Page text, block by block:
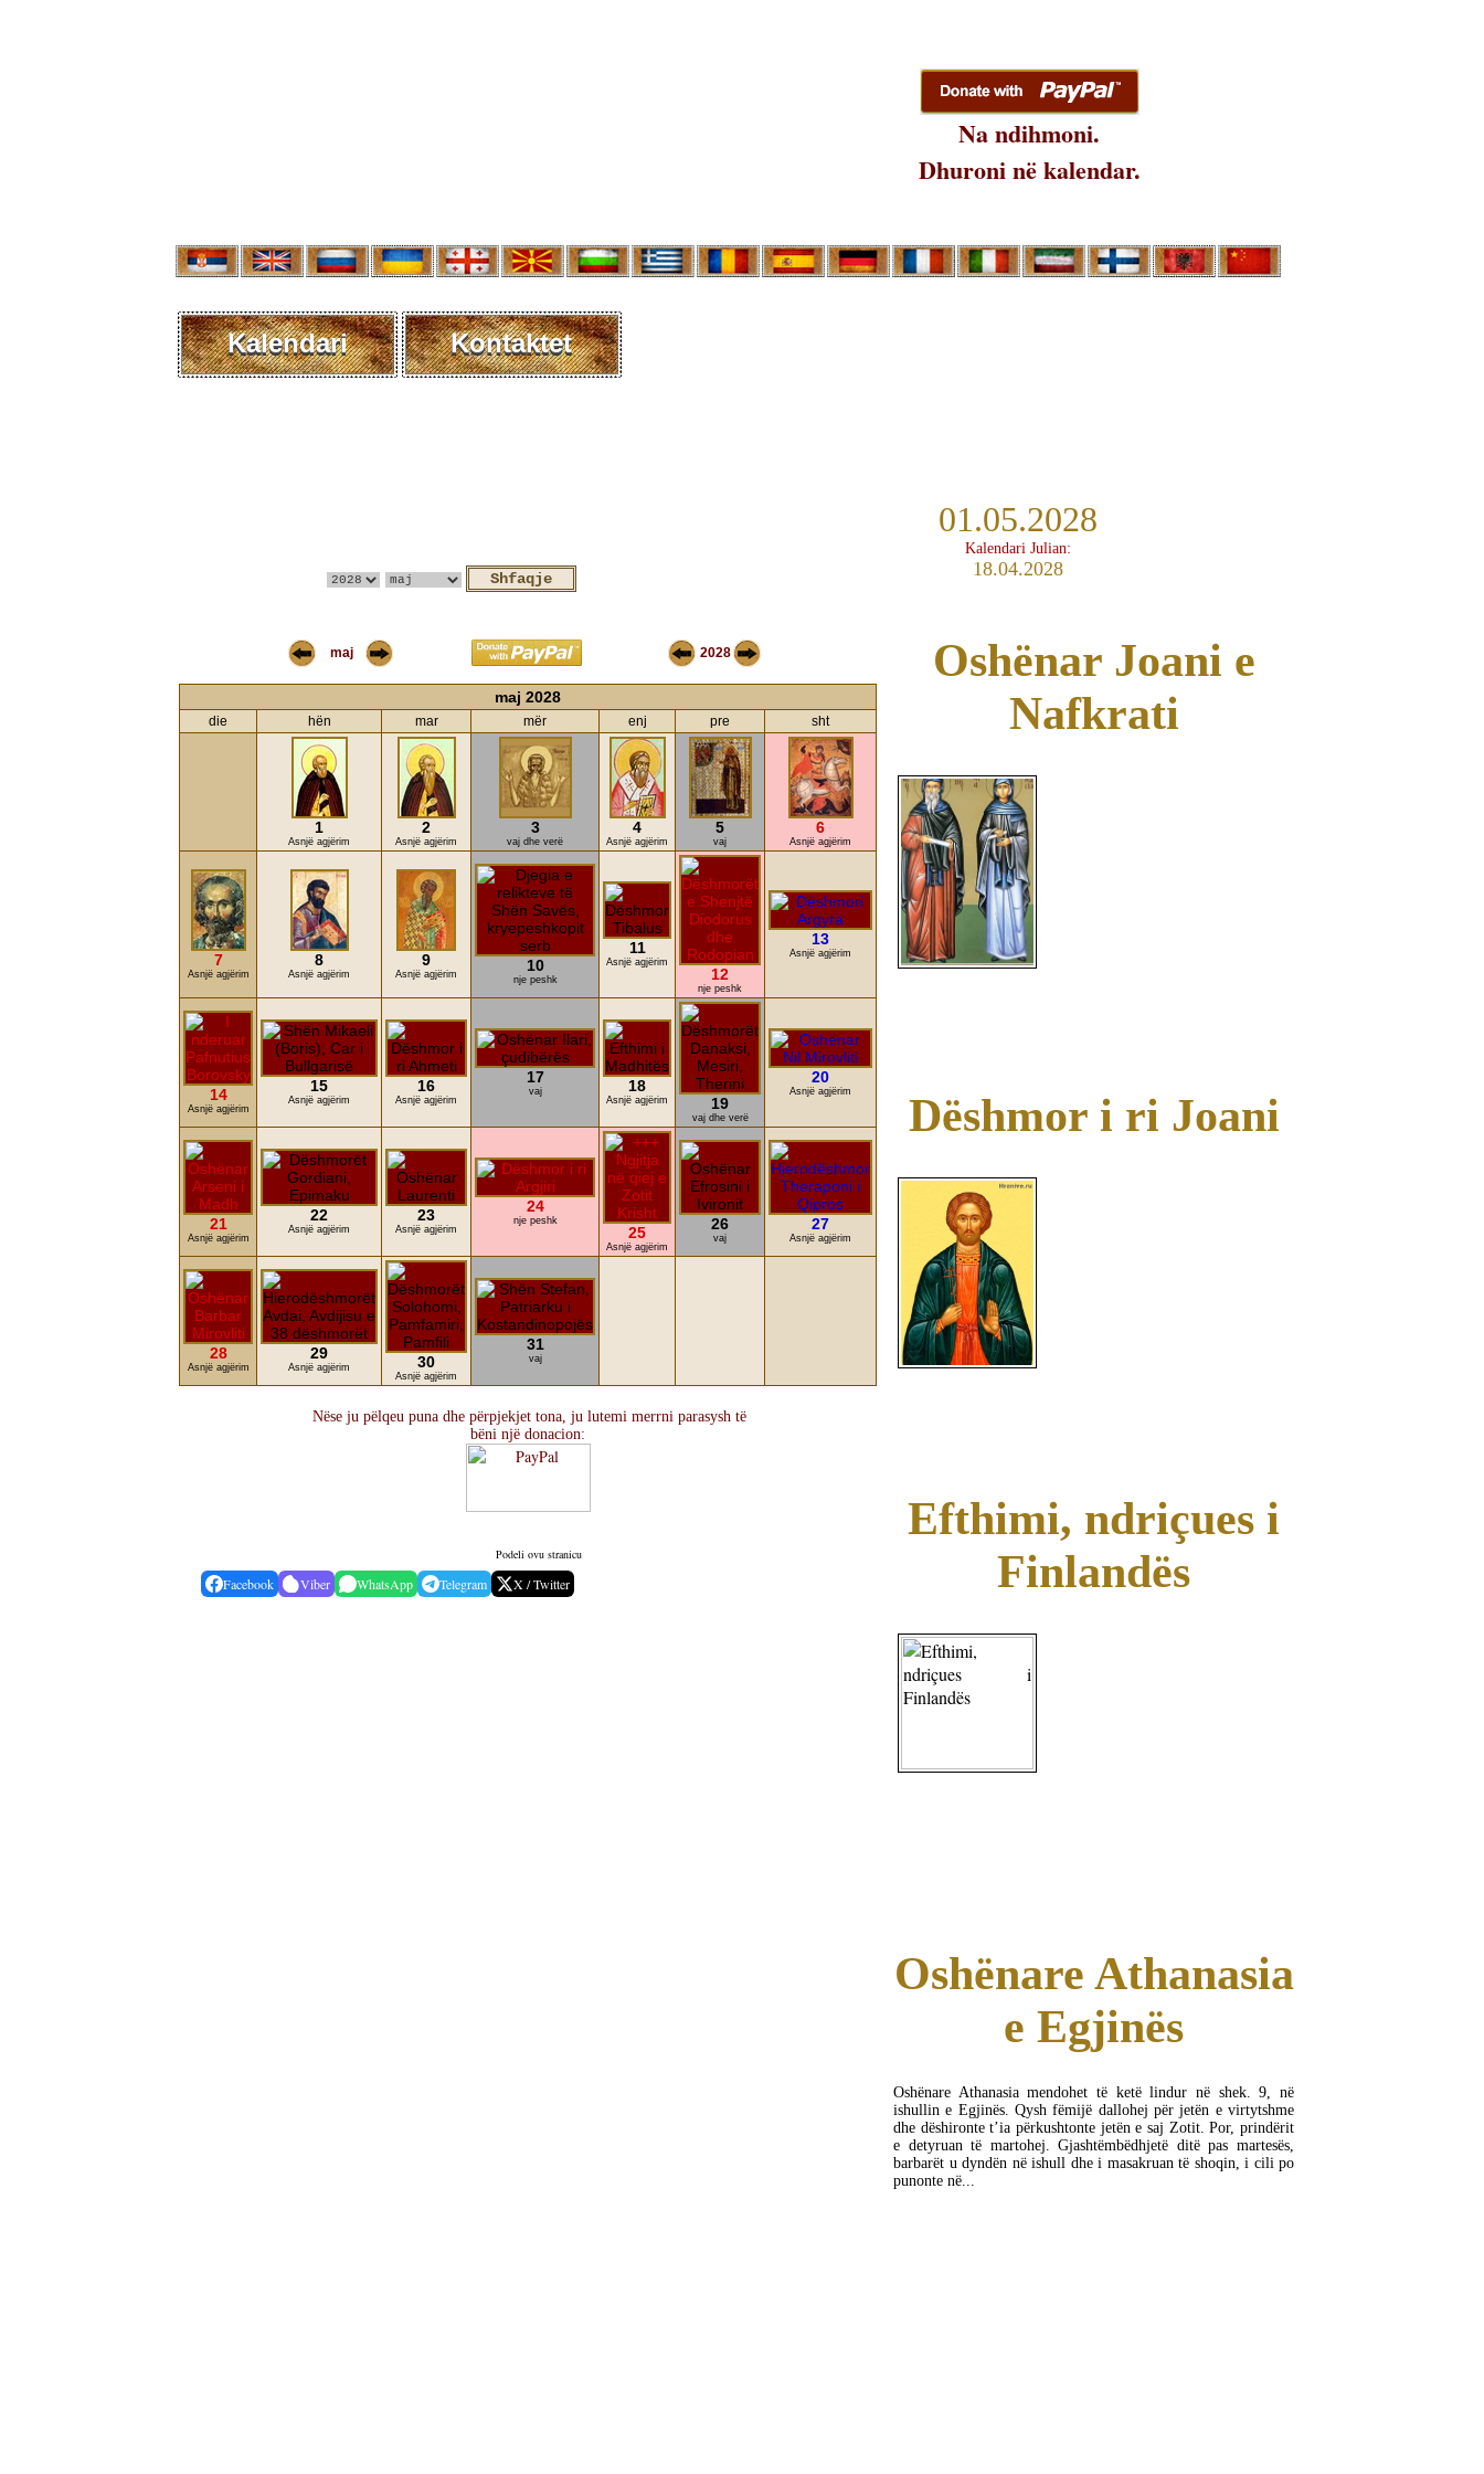
Na ndihmoni.
Dhuroni në kalendar.
Kalendari Kontaktet
01.05.2028
Kalendari Julian:
18.04.2028
maj 2028
Oshënar Joani e
Nafkrati
Dëshmor i ri Joani
Efthimi, ndriçues i
Finlandës
Oshënare Athanasia
e Egjinës
Oshënare Athanasia mendohet të ketë lindur në shek. 9, në
ishullin e Egjinës. Qysh fëmijë dallohej për jetën e virtytshme
dhe dëshironte t’ia përkushtonte jetën e saj Zotit. Por, prindërit
e detyruan të martohej. Gjashtëmbëdhjetë ditë pas martesës,
barbarët u dyndën në ishull dhe i masakruan të shoqin, i cili po
punonte në...
maj 2028
die hën mar mër enj pre sht
1
Asnjë agjërim
2
Asnjë agjërim
3
vaj dhe verë
4
Asnjë agjërim
5
vaj
6
Asnjë agjërim
7
Asnjë agjërim
8
Asnjë agjërim
9
Asnjë agjërim 10
nje peshk
11
Asnjë agjërim
12
nje peshk
13
Asnjë agjërim
14
Asnjë agjërim
15
Asnjë agjërim
16
Asnjë agjërim
17
vaj 18
Asnjë agjërim 19
vaj dhe verë
20
Asnjë agjërim
21
Asnjë agjërim
22
Asnjë agjërim
23
Asnjë agjërim
24
nje peshk
25
Asnjë agjërim
26
vaj
27
Asnjë agjërim
28
Asnjë agjërim
29
Asnjë agjërim 30
Asnjë agjërim
31
vaj
Nëse ju pëlqeu puna dhe përpjekjet tona, ju lutemi merrni parasysh të
bëni një donacion:
Podeli ovu stranicu
Facebook Viber WhatsApp Telegram X / Twitter